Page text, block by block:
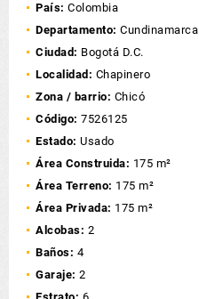
País: Colombia
Departamento: Cundinamarca
Ciudad: Bogotá D.C.
Localidad: Chapinero
Zona / barrio: Chicó
Código: 7526125
Estado: Usado
Área Construida: 175 m²
Área Terreno: 175 m²
Área Privada: 175 m²
Alcobas: 2
Baños: 4
Garaje: 2